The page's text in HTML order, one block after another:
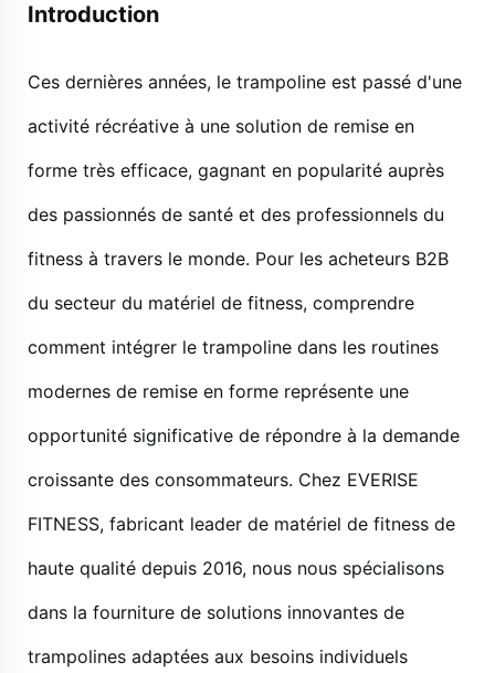
Introduction
Ces dernières années, le trampoline est passé d'une
activité récréative à une solution de remise en
forme très efficace, gagnant en popularité auprès
des passionnés de santé et des professionnels du
fitness à travers le monde. Pour les acheteurs B2B
du secteur du matériel de fitness, comprendre
comment intégrer le trampoline dans les routines
modernes de remise en forme représente une
opportunité significative de répondre à la demande
croissante des consommateurs. Chez EVERISE
FITNESS, fabricant leader de matériel de fitness de
haute qualité depuis 2016, nous nous spécialisons
dans la fourniture de solutions innovantes de
trampolines adaptées aux besoins individuels